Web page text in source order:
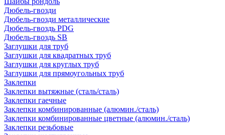
Дюбель-гвозди
Дюбель-гвозди металлические
Дюбель-гвоздь PDG
Дюбель-гвоздь SB
Заглушки для труб
Заглушки для квадратных труб
Заглушки для круглых труб
Заглушки для прямоугольных труб
Заклепки
Заклепки вытяжные (сталь/сталь)
Заклепки гаечные
Заклепки комбинированные (алюмин./сталь)
Заклепки комбинированные цветные (алюмин./сталь)
Заклепки резьбовые